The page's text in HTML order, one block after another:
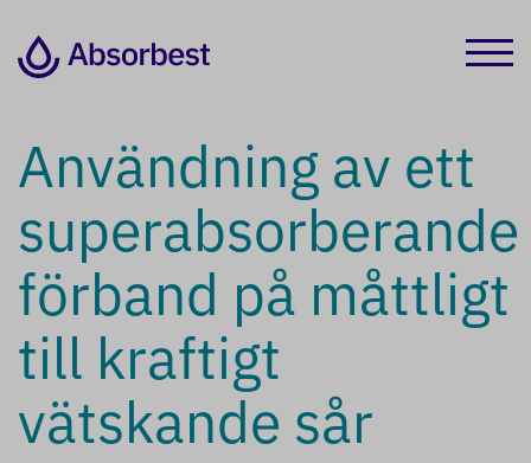
Användning av ett
superabsorberande
förband på måttligt
till kraftigt
vätskande sår